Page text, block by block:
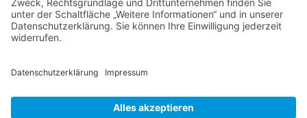
B-Yachting
Deichstraße 15a
Telefon: + 49 (0) 176 - 6166 2492